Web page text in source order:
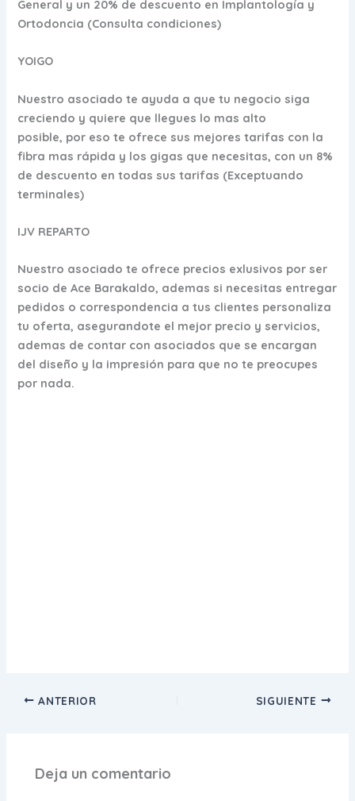
General y un 20% de descuento en Implantología y
Ortodoncia (Consulta condiciones)
YOIGO
Nuestro asociado te ayuda a que tu negocio siga
creciendo y quiere que llegues lo mas alto
posible, por eso te ofrece sus mejores tarifas con la
fibra mas rápida y los gigas que necesitas, con un 8%
de descuento en todas sus tarifas (Exceptuando
terminales)
IJV REPARTO
Nuestro asociado te ofrece precios exlusivos por ser
socio de Ace Barakaldo, ademas si necesitas entregar
pedidos o correspondencia a tus clientes personaliza
tu oferta, asegurandote el mejor precio y servicios,
ademas de contar con asociados que se encargan
del diseño y la impresión para que no te preocupes
por nada.
ANTERIOR SIGUIENTE
Deja un comentario